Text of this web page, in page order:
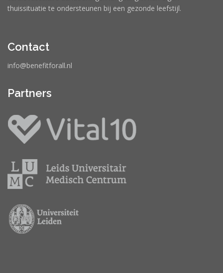
thuissituatie te ondersteunen bij een gezonde leefstijl.
Contact
info@benefitforall.nl
Partners